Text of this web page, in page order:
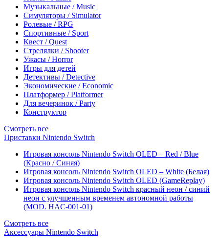
Музыкальные / Music
Симуляторы / Simulator
Ролевые / RPG
Спортивные / Sport
Квест / Quest
Стрелялки / Shooter
Ужасы / Horror
Игры для детей
Детективы / Detective
Экономические / Economic
Платформер / Platformer
Для вечеринок / Party
Конструктор
Смотреть все
Приставки Nintendo Switch
Игровая консоль Nintendo Switch OLED – Red / Blue
(Красно / Синяя)
Игровая консоль Nintendo Switch OLED – White (Белая)
Игровая консоль Nintendo Switch OLED (GameReplay)
Игровая консоль Nintendo Switch красный неон / синий
неон с улучшенным временем автономной работы
(MOD. HAC-001-01)
Смотреть все
Аксессуары Nintendo Switch